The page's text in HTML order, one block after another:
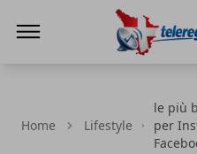
Home Lifestyle
le più
per